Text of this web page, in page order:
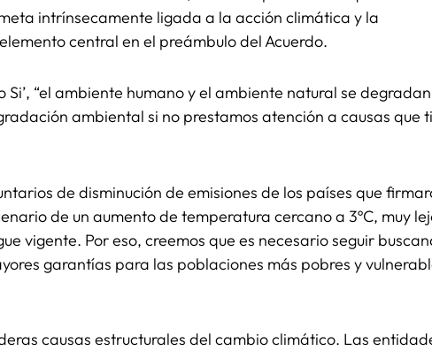
intrínsecamente ligada a la acción climática y la
central en el preámbulo del Acuerdo.
“el ambiente humano y el ambiente natural se degradan
ambiental si no prestamos atención a causas que
de disminución de emisiones de los países que
de un aumento de temperatura cercano a 3ºC, muy
vigente. Por eso, creemos que es necesario seguir
garantías para las poblaciones más pobres y
causas estructurales del cambio climático. Las